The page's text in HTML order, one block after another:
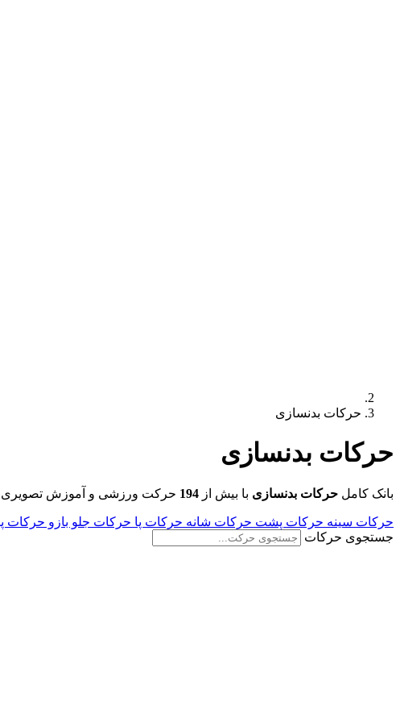
حرکات بدنسازی
حرکات بدنسازی
بانک کامل حرکات بدنسازی با بیش از 194 حرکت ورزشی و آموزش تصویری
حرکات سینه حرکات پشت حرکات شانه حرکات پا حرکات جلو بازو حرکات
جستجوی حرکات